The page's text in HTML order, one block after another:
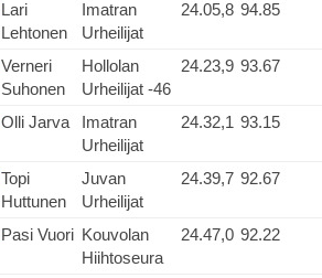
Lari
Lehtonen
Imatran
Urheilijat
24.05,8 94.85
Verneri
Suhonen
Hollolan
Urheilijat -46
24.23,9 93.67
Olli Jarva
Imatran
Urheilijat
24.32,1 93.15
Topi
Huttunen
Juvan
Urheilijat
24.39,7 92.67
Pasi Vuori Kouvolan
Hiihtoseura
24.47,0 92.22